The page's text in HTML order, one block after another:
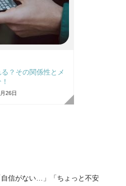
？その関係性とメ
26日
信がない…」「ちょっと不安